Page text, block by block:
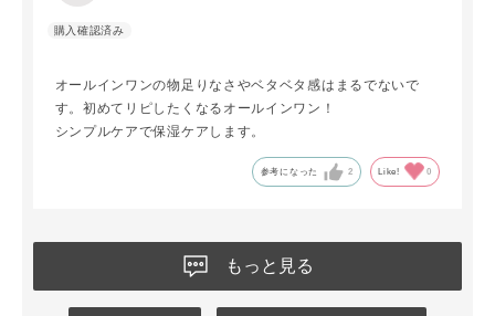
オールインワンの物足りなさやベタベタ感はまるでないで
す。初めてリピしたくなるオールインワン！
シンプルケアで保湿ケアします。
参考になった 2 Like! 0
もっと見る